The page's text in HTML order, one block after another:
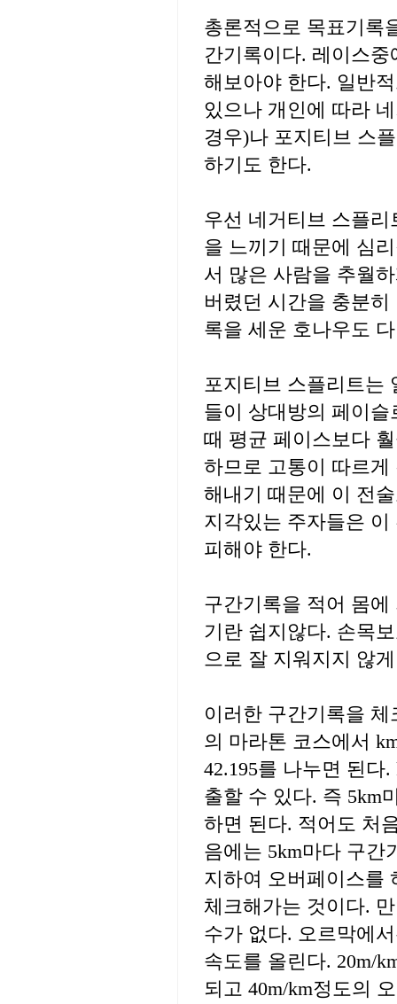
총론적으로 목표기록
간기록이다. 레이스
해보아야 한다. 일반
있으나 개인에 따라
경우)나 포지티브 스
하기도 한다.
우선 네거티브 스플
을 느끼기 때문에 심
서 많은 사람을 추월
버렸던 시간을 충분
록을 세운 호나우도
포지티브 스플리트는
들이 상대방의 페이
때 평균 페이스보다
하므로 고통이 따르
해내기 때문에 이 전
지각있는 주자들은
피해야 한다.
구간기록을 적어 몸
기란 쉽지않다. 손목
으로 잘 지워지지 않
이러한 구간기록을
의 마라톤 코스에서
42.195를 나누면 된
출할 수 있다. 즉 5km
하면 된다. 적어도 처
음에는 5km마다 구간
지하여 오버페이스를
체크해가는 것이다.
수가 없다. 오르막에
속도를 올린다. 20m/
되고 40m/km정도의